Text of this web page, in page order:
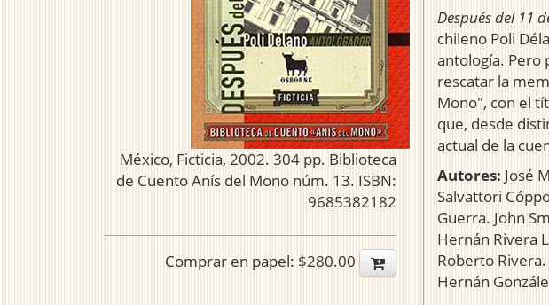
México, Ficticia, 2002. 304 pp. Biblioteca
de Cuento Anís del Mono núm. 13. ISBN:
9685382182
Comprar en papel: $280.00
Después del 11
chileno Poli
antología. Pero
rescatar la
Mono", con el
que, desde
actual de la
Autores: José
Salvattori
Guerra. John
Hernán Rivera
Roberto Rivera.
Hernán